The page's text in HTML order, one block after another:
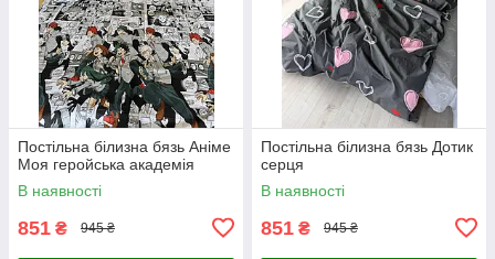
Постільна білизна бязь Аніме
Моя геройська академія
В наявності
851 ₴ 945 ₴
Постільна білизна бязь Дотик
серця
В наявності
851 ₴ 945 ₴